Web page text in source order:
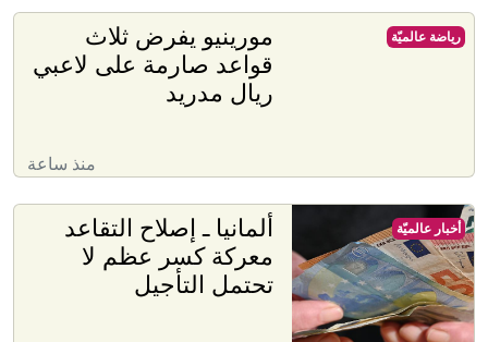
مورينيو يفرض ثلاث
قواعد صارمة على لاعبي
ريال مدريد
منذ ساعة
رياضة عالميّة
ألمانيا ـ إصلاح التقاعد
معركة كسر عظم لا
تحتمل التأجيل
أخبار عالميّة